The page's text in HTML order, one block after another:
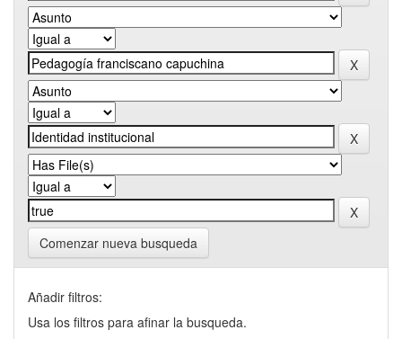
Comenzar nueva busqueda
Añadir filtros:
Usa los filtros para afinar la busqueda.